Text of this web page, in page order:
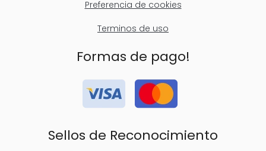
Preferencia de cookies
Terminos de uso
Formas de pago!
Sellos de Reconocimiento